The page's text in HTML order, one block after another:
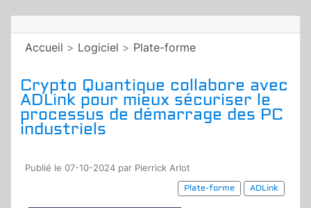
Accueil > Logiciel > Plate-forme
Crypto Quantique collabore avec
ADLink pour mieux sécuriser le
processus de démarrage des PC
industriels
Publié le 07-10-2024 par Pierrick Arlot
Plate-forme
ADLink